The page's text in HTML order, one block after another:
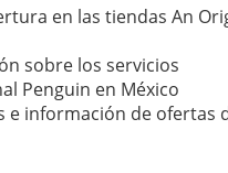
en las tiendas An
sobre los servicios
Penguin en México
e información de ofertas